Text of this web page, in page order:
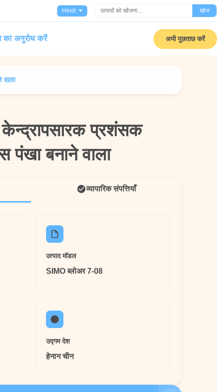
Hindi खोज
का अनुरोध करें अभी पूछताछ करें
प्रशंसक
पंखा बनाने वाला
प्रशंसक
पंखा बनाने वाला
व्यापारिक संपत्तियाँ
उत्पाद मॉडल
SIMO ब्लोअर 7-08
उद्गम देश
हेनान चीन